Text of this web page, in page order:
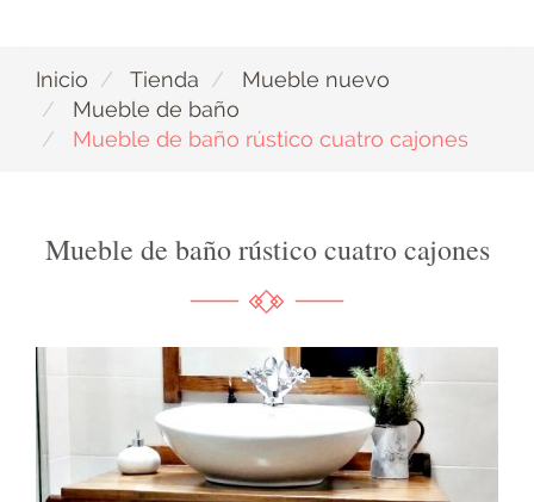
Inicio Tienda
Mueble nuevo
Mueble de baño
Mueble de baño rústico cuatro cajones
Mueble de baño rústico cuatro cajones